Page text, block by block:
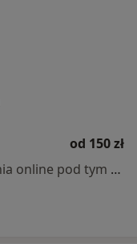
od 150 zł
Specjalista nie oferuje umawiania online pod tym adresem.